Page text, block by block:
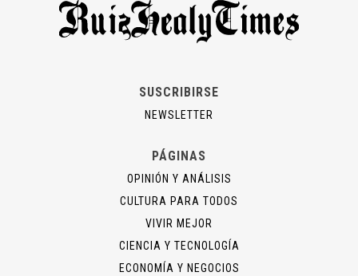
SUSCRIBIRSE
NEWSLETTER
PÁGINAS
OPINIÓN Y ANÁLISIS
CULTURA PARA TODOS
VIVIR MEJOR
CIENCIA Y TECNOLOGÍA
ECONOMÍA Y NEGOCIOS